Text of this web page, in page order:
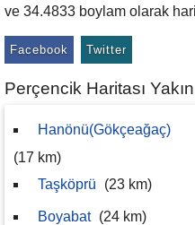
ve 34.4833 boylam olarak
Facebook Twitter
Perçencik Haritası
Hanönü(Gökçeağaç)
(17 km)
Taşköprü
(23 km)
Boyabat (24 km)